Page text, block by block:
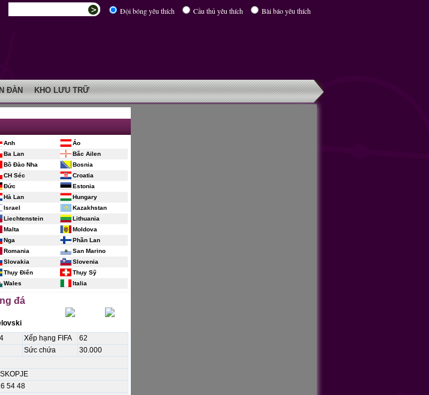
Đội bóng yêu thích Cầu thủ yêu thích Bài báo yêu thích
ĐÀN KHO LƯU TRỮ
Anh
Áo
Ba Lan
Bắc Ailen
Bồ Đào Nha
Bosnia
CH Séc
Croatia
Đức
Estonia
Hà Lan
Hungary
Israel
Kazakhstan
Liechtenstein
Lithuania
Malta
Moldova
Nga
Phần Lan
Romania
San Marino
Slovakia
Slovenia
Thụy Điển
Thụy Sỹ
Wales Italia
đá
Xếp hạng FIFA
62
Sức chứa
30.000
54 48